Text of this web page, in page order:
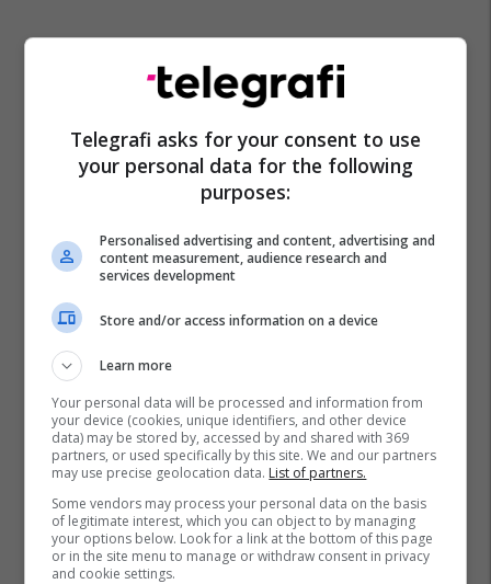
Lorik Cana
Telegrafi asks for your consent to use
your personal data for the following
purposes:
Personalised advertising and content, advertising and
content measurement, audience research and
services development
Store and/or access information on a device
Learn more
Your personal data will be processed and information from
your device (cookies, unique identifiers, and other device
data) may be stored by, accessed by and shared with 369
partners, or used specifically by this site. We and our partners
may use precise geolocation data. List of partners.
Some vendors may process your personal data on the basis
of legitimate interest, which you can object to by managing
your options below. Look for a link at the bottom of this page
or in the site menu to manage or withdraw consent in privacy
and cookie settings.